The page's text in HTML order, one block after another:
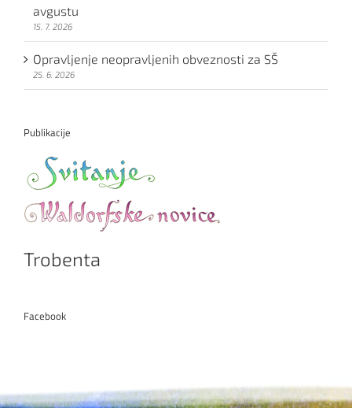
avgustu
15. 7. 2026
Opravljenje neopravljenih obveznosti za SŠ
25. 6. 2026
Publikacije
Trobenta
Facebook